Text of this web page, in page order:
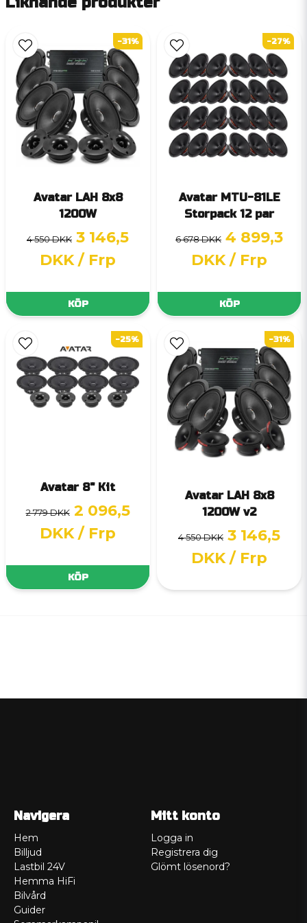
Avatar LAH 8x8
1200W
4 550 DKK 3 146,5
DKK / Frp
KÖP
-31%
Avatar MTU-81LE
Storpack 12 par
6 678 DKK 4 899,3
DKK / Frp
KÖP
-27%
Avatar 8" Kit
2 779 DKK 2 096,5
DKK / Frp
KÖP
-25%
Avatar LAH 8x8
1200W v2
4 550 DKK 3 146,5
DKK / Frp
-31%
Navigera
Hem
Billjud
Lastbil 24V
Hemma HiFi
Bilvård
Guider
Mitt konto
Logga in
Registrera dig
Glömt lösenord?